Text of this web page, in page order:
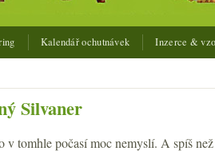
Kalendář ochutnávek Inzerce &
Silvaner
v tomhle počasí moc nemyslí. A spíš